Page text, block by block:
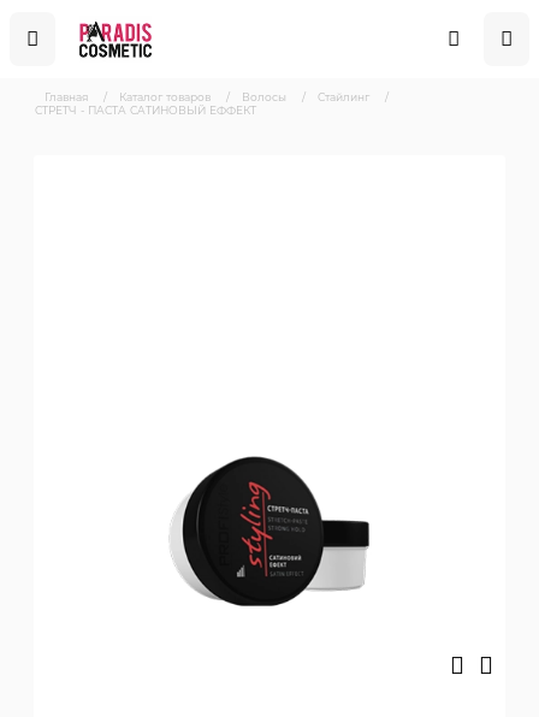
Главная / Каталог товаров / Волосы / Стайлинг
/
СТРЕТЧ - ПАСТА САТИНОВЫЙ ЕФФЕКТ